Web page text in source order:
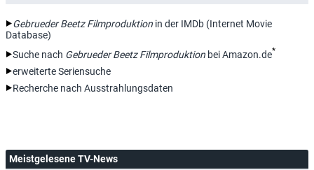
Gebrueder Beetz Filmproduktion in der IMDb (Internet Movie
Database)
Suche nach Gebrueder Beetz Filmproduktion bei Amazon.de*
erweiterte Seriensuche
Recherche nach Ausstrahlungsdaten
Meistgelesene TV-News